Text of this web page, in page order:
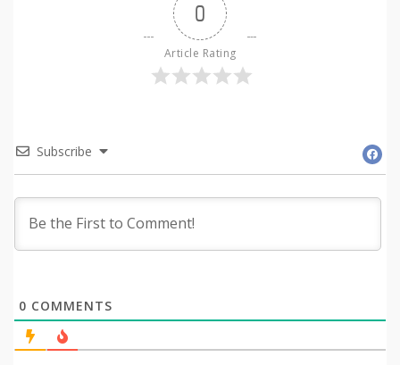
0
Article Rating
Subscribe
0 COMMENTS